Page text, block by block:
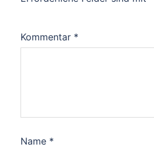
Kommentar *
Name *